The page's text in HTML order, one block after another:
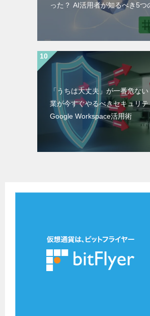
った？ AI活用者が知るべき5つ
「うちは大丈夫」が一番危な
業が今すぐやるべきセキュリ
Google Workspace活用術